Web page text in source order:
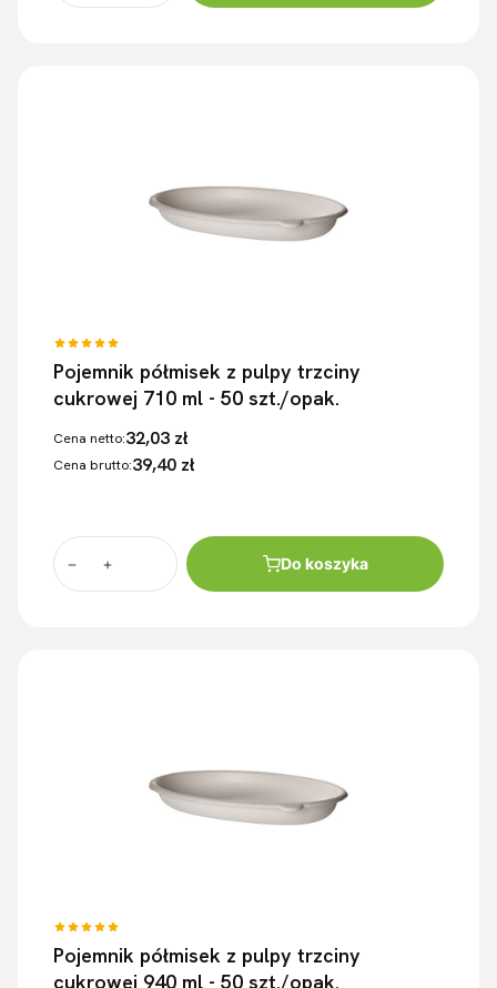
Pojemnik półmisek z pulpy trzciny
cukrowej 710 ml - 50 szt./opak.
Cena netto:32,03 zł
Cena brutto:39,40 zł
Do koszyka
Pojemnik półmisek z pulpy trzciny
cukrowej 940 ml - 50 szt./opak.